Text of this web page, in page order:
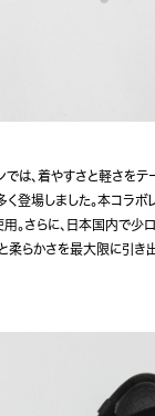
は、着やすさと軽さをテ
登場しました。本コラボ
。さらに、日本国内で少
柔らかさを最大限に引き